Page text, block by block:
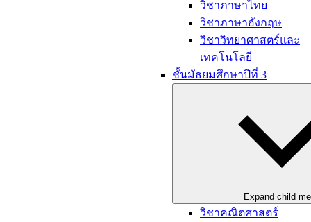
วิชาภาษาไทย
วิชาภาษาอังกฤษ
วิชาวิทยาศาสตร์และ
เทคโนโลยี
ชั้นมัธยมศึกษาปีที่ 3
Expand child
วิชาคณิตศาสตร์